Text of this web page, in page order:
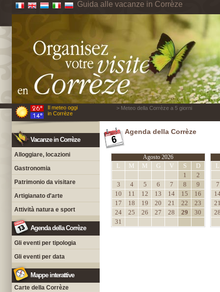
Guida alle vacanze in Corrèze
Il meteo oggi
in Corrèze
> Meteo della Corrèze a 5 giorni
Vacanze in Corrèze
Alloggiare, locazioni
Gastronomia
Patrimonio da visitare
Artigianato d'arte
Attività natura e sport
Agenda della Corrèze
Gli eventi per tipologia
Gli eventi per data
Mappe interattive
Carte della Corrèze
Agenda della Corrèze
Agosto 2026
L M M G V S
D
1
2
3
4 5 6 7 8
9
10
11 12 13 14 15
16
17
18 19 20 21 22
23
24
25 26 27 28 29
30
31
L
7